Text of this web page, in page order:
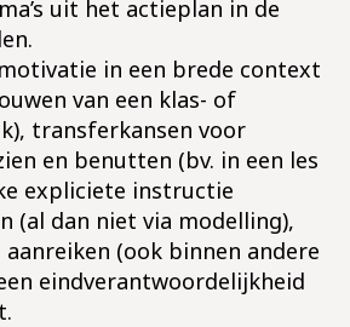
uit het actieplan in de
in een brede context
van een klas- of
transferkansen voor
en benutten (bv. in een les
expliciete instructie
(al dan niet via modelling),
(ook binnen andere
eindverantwoordelijkheid